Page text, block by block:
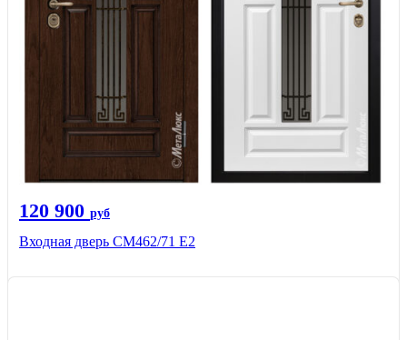
120 900 руб
Входная дверь СМ462/71 Е2